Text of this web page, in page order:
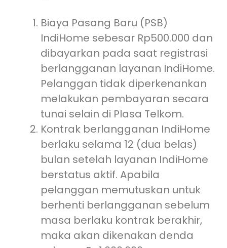
Biaya Pasang Baru (PSB)
IndiHome sebesar Rp500.000 dan
dibayarkan pada saat registrasi
berlangganan layanan IndiHome.
Pelanggan tidak diperkenankan
melakukan pembayaran secara
tunai selain di Plasa Telkom.
Kontrak berlangganan IndiHome
berlaku selama 12 (dua belas)
bulan setelah layanan IndiHome
berstatus aktif. Apabila
pelanggan memutuskan untuk
berhenti berlangganan sebelum
masa berlaku kontrak berakhir,
maka akan dikenakan denda